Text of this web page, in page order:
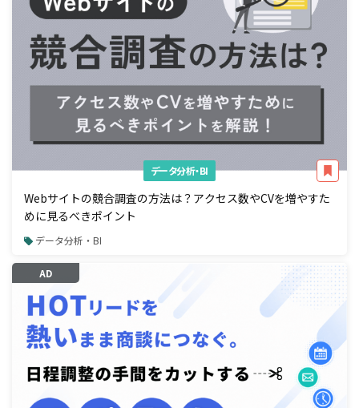
データ分析・BI
Webサイトの競合調査の方法は？アクセス数やCVを増やすた
めに見るべきポイント
データ分析・BI
AD